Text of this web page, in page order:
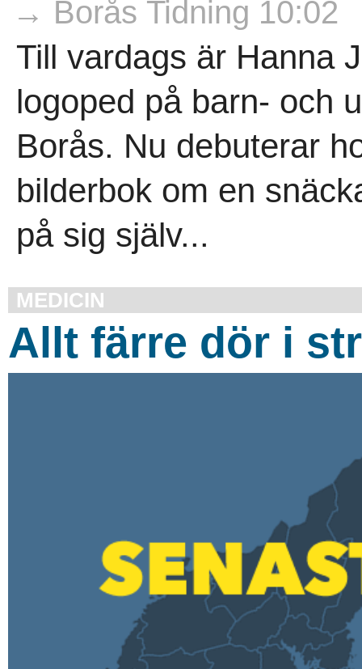
→ Borås Tidning 10:02
Till vardags är Hanna
logoped på barn- och
Borås. Nu debuterar
bilderbok om en
på sig själv...
MEDICIN
Allt färre dör i